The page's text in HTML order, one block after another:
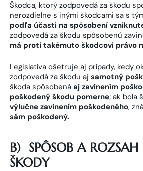
Škodca, ktorý zodpovedá za škodu
nerozdielne s inými škodcami sa s
podľa účasti na spôsobení
zodpovedá za škodu spôsobenú
má proti takémuto škodcovi právo
Legislatíva ošetruje aj prípady, kedy
zodpovedá za škodu aj samotný
škoda spôsobená aj zavinením
poškodený škodu pomerne; ak bola
výlučne zavinením poškodeného,
sám poškodený.
B) SPÔSOB A
ŠKODY